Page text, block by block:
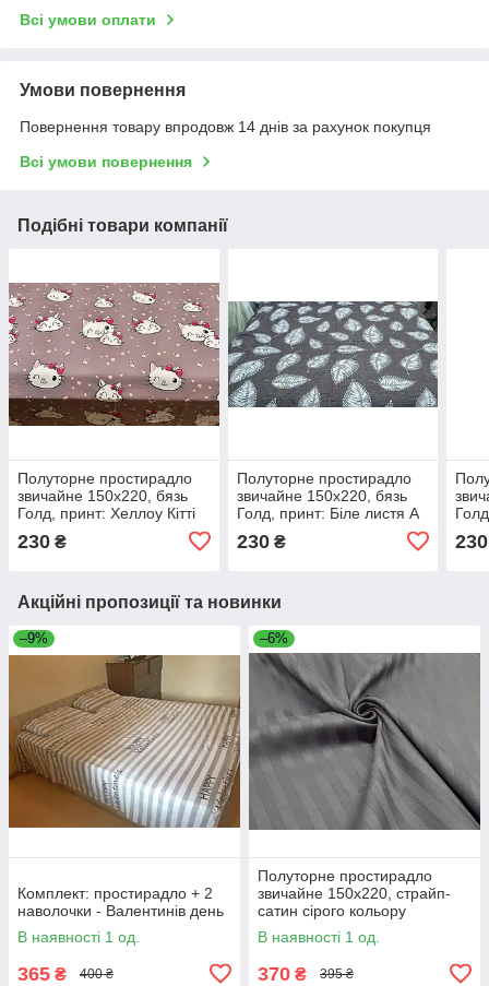
Всі умови оплати
Умови повернення
Повернення товару впродовж 14 днів за рахунок покупця
Всі умови повернення
Подібні товари компанії
Полуторне простирадло
звичайне 150х220, бязь
Голд, принт: Хеллоу Кітті
230 ₴
Полуторне простирадло
звичайне 150х220, бязь
Голд, принт: Біле листя А
230₴ 230
Акційні пропозиції та новинки
–9%
Комплект: простирадло + 2
наволочки - Валентинів день
В наявності 1 од.
365 ₴ 400 ₴
–6%
Полуторне простирадло
звичайне 150х220, страйп-
сатин сірого кольору
В наявності 1 од.
370 ₴ 395 ₴